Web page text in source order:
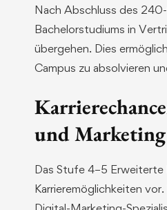
Nach Abschluss des
Bachelorstudiums in
übergehen. Dies
Campus zu absolvieren
und Marketing
Das Stufe 4–5
Karrieremöglichkeiten